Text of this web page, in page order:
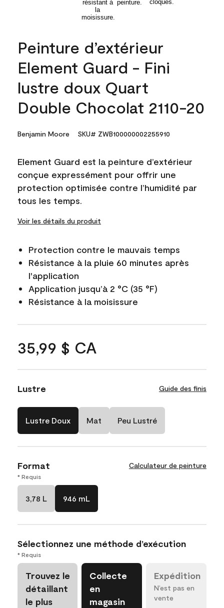
Peinture d’extérieur
Element Guard - Fini
lustre doux Quart
Double Chocolat 2110-20
Benjamin Moore SKU# ZWB100000002255910
Element Guard est la peinture d’extérieur
conçue expressément pour offrir une
protection optimisée contre l’humidité par
tous les temps.
Voir les détails du produit
Protection contre le mauvais temps
Résistance à la pluie 60 minutes après
l'application
Application jusqu’à 2 °C (35 °F)
Résistance à la moisissure
35,99 $ CA
Lustre Guide des finis
Lustre Doux Mat Peu Lustré
Format Calculateur de peinture
* Requis
3,78 L 946 mL
Sélectionnez une méthode d’exécution
* Requis
Trouvez le
détaillant
le plus
Collecte
en
magasin
Expédition
N’est pas en
vente